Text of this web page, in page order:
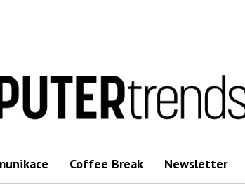
Coffee Break Newsletter